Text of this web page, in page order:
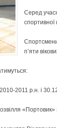
Серед
п’яти
2011 р.н. і